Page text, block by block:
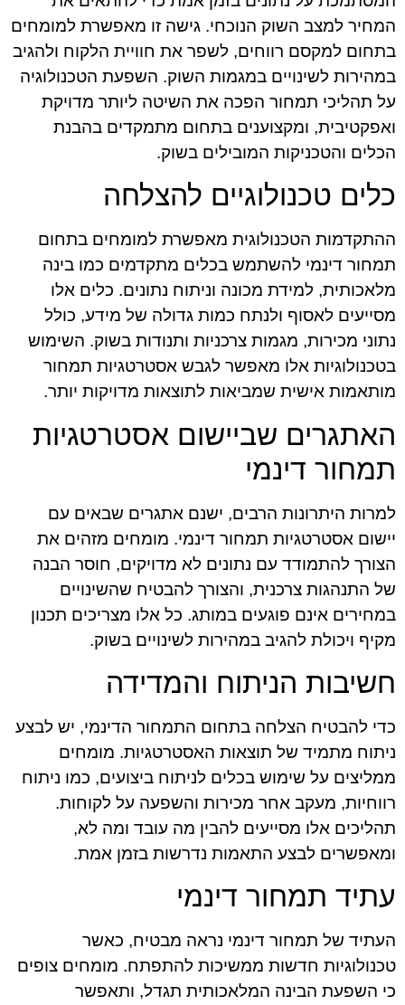
המחיר למצב השוק הנוכחי. גישה זו מאפשרת למומחים
בתחום למקסם רווחים, לשפר את חוויית הלקוח ולהגיב
במהירות לשינויים במגמות השוק. השפעת הטכנולוגיה
על תהליכי תמחור הפכה את השיטה ליותר מדויקת
ואפקטיבית, ומקצוענים בתחום מתמקדים בהבנת
הכלים והטכניקות המובילים בשוק.
כלים טכנולוגיים להצלחה
ההתקדמות הטכנולוגית מאפשרת למומחים בתחום
תמחור דינמי להשתמש בכלים מתקדמים כמו בינה
מלאכותית, למידת מכונה וניתוח נתונים. כלים אלו
מסייעים לאסוף ולנתח כמות גדולה של מידע, כולל
נתוני מכירות, מגמות צרכניות ותנודות בשוק. השימוש
בטכנולוגיות אלו מאפשר לגבש אסטרטגיות תמחור
מותאמות אישית שמביאות לתוצאות מדויקות יותר.
האתגרים שביישום אסטרטגיות
תמחור דינמי
למרות היתרונות הרבים, ישנם אתגרים שבאים עם
יישום אסטרטגיות תמחור דינמי. מומחים מזהים את
הצורך להתמודד עם נתונים לא מדויקים, חוסר הבנה
של התנהגות צרכנית, והצורך להבטיח שהשינויים
במחירים אינם פוגעים במותג. כל אלו מצריכים תכנון
מקיף ויכולת להגיב במהירות לשינויים בשוק.
חשיבות הניתוח והמדידה
כדי להבטיח הצלחה בתחום התמחור הדינמי, יש לבצע
ניתוח מתמיד של תוצאות האסטרטגיות. מומחים
ממליצים על שימוש בכלים לניתוח ביצועים, כמו ניתוח
רווחיות, מעקב אחר מכירות והשפעה על לקוחות.
תהליכים אלו מסייעים להבין מה עובד ומה לא,
ומאפשרים לבצע התאמות נדרשות בזמן אמת.
עתיד תמחור דינמי
העתיד של תמחור דינמי נראה מבטיח, כאשר
טכנולוגיות חדשות ממשיכות להתפתח. מומחים צופים
כי השפעת הבינה המלאכותית תגדל, ותאפשר